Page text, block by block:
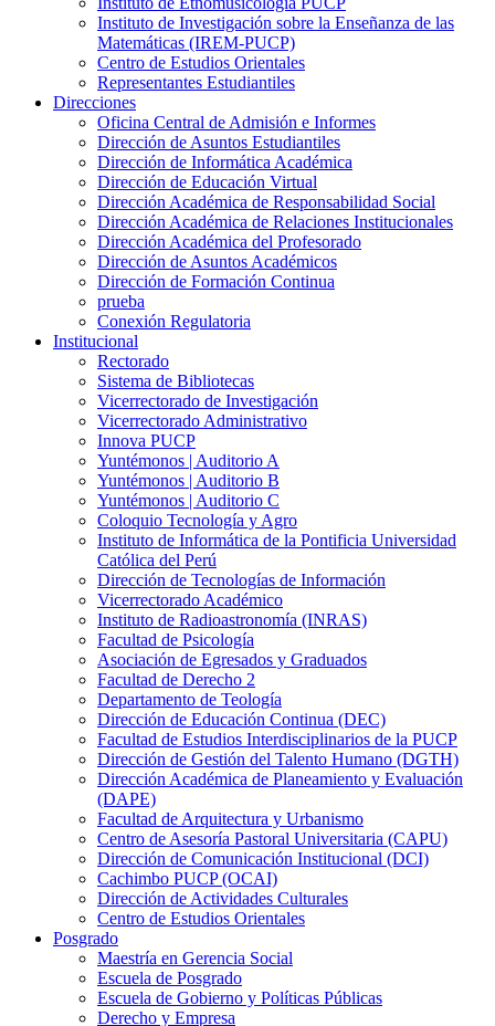
Instituto de Investigación sobre la Enseñanza de las
Matemáticas (IREM-PUCP)
Centro de Estudios Orientales
Representantes Estudiantiles
Direcciones
Oficina Central de Admisión e Informes
Dirección de Asuntos Estudiantiles
Dirección de Informática Académica
Dirección de Educación Virtual
Dirección Académica de Responsabilidad Social
Dirección Académica de Relaciones Institucionales
Dirección Académica del Profesorado
Dirección de Asuntos Académicos
Dirección de Formación Continua
prueba
Conexión Regulatoria
Institucional
Rectorado
Sistema de Bibliotecas
Vicerrectorado de Investigación
Vicerrectorado Administrativo
Innova PUCP
Yuntémonos | Auditorio A
Yuntémonos | Auditorio B
Yuntémonos | Auditorio C
Coloquio Tecnología y Agro
Instituto de Informática de la Pontificia Universidad
Católica del Perú
Dirección de Tecnologías de Información
Vicerrectorado Académico
Instituto de Radioastronomía (INRAS)
Facultad de Psicología
Asociación de Egresados y Graduados
Facultad de Derecho 2
Departamento de Teología
Dirección de Educación Continua (DEC)
Facultad de Estudios Interdisciplinarios de la PUCP
Dirección de Gestión del Talento Humano (DGTH)
Dirección Académica de Planeamiento y Evaluación
(DAPE)
Facultad de Arquitectura y Urbanismo
Centro de Asesoría Pastoral Universitaria (CAPU)
Dirección de Comunicación Institucional (DCI)
Cachimbo PUCP (OCAI)
Dirección de Actividades Culturales
Centro de Estudios Orientales
Posgrado
Maestría en Gerencia Social
Escuela de Posgrado
Escuela de Gobierno y Políticas Públicas
Derecho y Empresa